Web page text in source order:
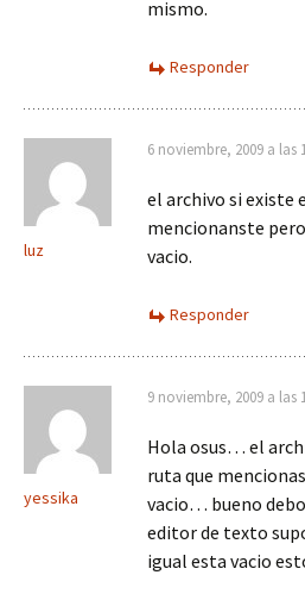
mismo.
Responder
luz
6 noviembre, 2009 a las
el archivo si existe
mencionanste
vacio.
Responder
yessika
9 noviembre, 2009 a las
Hola osus… el
ruta que
vacio… bueno
editor de texto
igual esta vacio